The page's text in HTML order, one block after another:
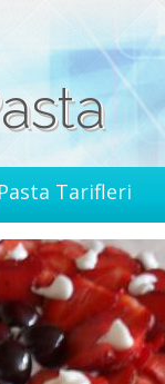
Tarifleri